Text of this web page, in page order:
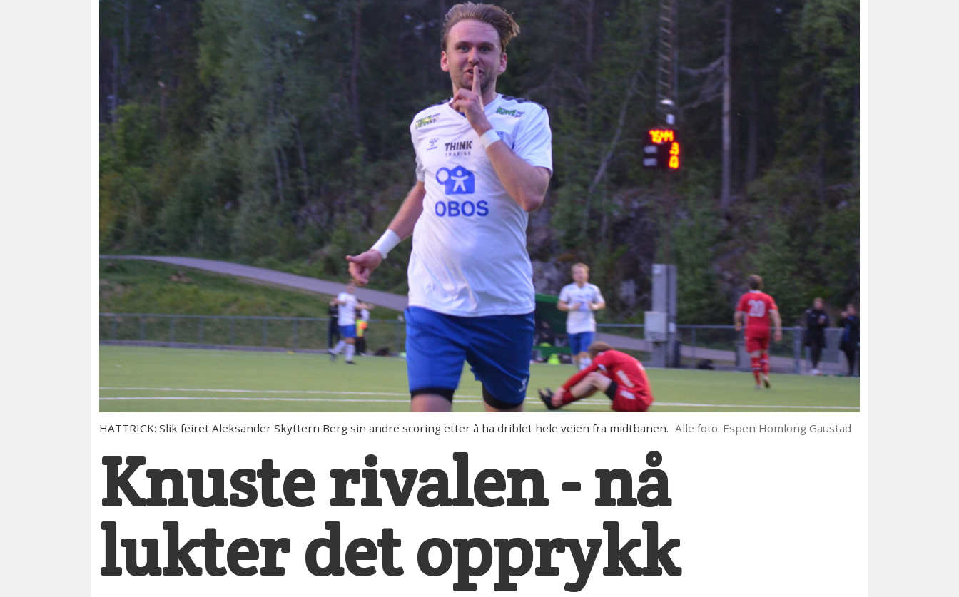
HATTRICK: Slik feiret Aleksander Skyttern Berg sin andre scoring etter å ha driblet hele veien fra midtbanen. Alle foto: Espen Homlong Gaustad
Knuste rivalen - nå
lukter det opprykk